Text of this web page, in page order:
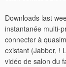
Downloads last
instantanée multi-
connecter à
existant (Jabber, !
vidéo de salon du